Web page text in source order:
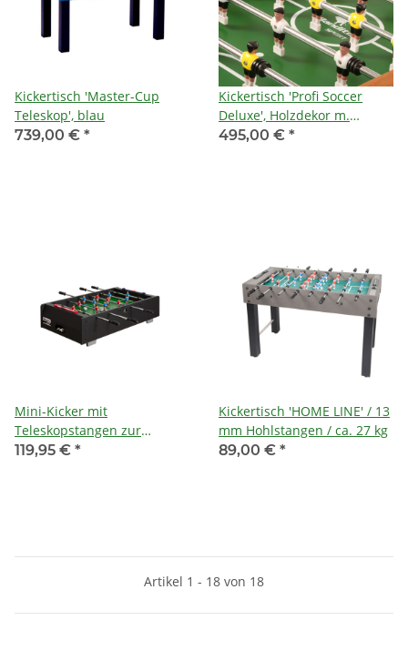
Kickertisch 'Master-Cup
Teleskop', blau
739,00 € *
Kickertisch 'Profi Soccer
Deluxe', Holzdekor m.
chromfarbigen Zierblenden,
495,00 € *
Mini-Kicker mit
Teleskopstangen zur
Tischauflage 90x50x20 cm
119,95 € *
Kickertisch 'HOME LINE' / 13
mm Hohlstangen / ca. 27 kg
89,00 € *
Artikel 1 - 18 von 18